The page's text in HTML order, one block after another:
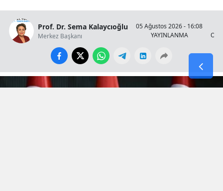
Prof. Dr. Sema Kalaycıoğlu
Merkez Başkanı
05 Ağustos 2026 - 16:08
YAYINLANMA